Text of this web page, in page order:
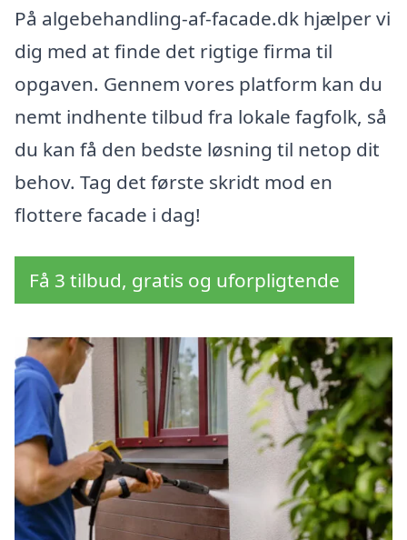
På algebehandling-af-facade.dk hjælper vi
dig med at finde det rigtige firma til
opgaven. Gennem vores platform kan du
nemt indhente tilbud fra lokale fagfolk, så
du kan få den bedste løsning til netop dit
behov. Tag det første skridt mod en
flottere facade i dag!
Få 3 tilbud, gratis og uforpligtende